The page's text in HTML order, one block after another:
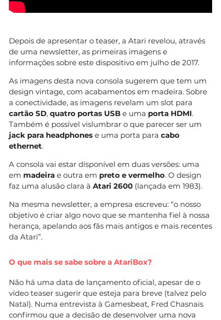
Depois de apresentar o teaser, a Atari revelou, através
de uma newsletter, as primeiras imagens e
informações sobre este dispositivo em julho de 2017.
As imagens desta nova consola sugerem que tem um
design vintage, com acabamentos em madeira. Sobre
a conectividade, as imagens revelam um slot para
cartão SD, quatro portas USB e uma porta HDMI.
Também é possível vislumbrar o que parecer ser um
jack para headphones e uma porta para cabo
ethernet.
A consola vai estar disponível em duas versões: uma
em madeira e outra em preto e vermelho. O design
faz uma alusão clara à Atari 2600 (lançada em 1983).
Na mesma newsletter, a empresa escreveu: “o nosso
objetivo é criar algo novo que se mantenha fiel à nossa
herança, apelando aos fãs mais antigos e mais recentes
da Atari”.
O que mais se sabe sobre a AtariBox?
Não há uma data de lançamento oficial, apesar de o
vídeo teaser sugerir que esteja para breve (talvez pelo
Natal). Numa entrevista à Gamesbeat, Fred Chasnais
confirmou que a decisão de desenvolver uma nova